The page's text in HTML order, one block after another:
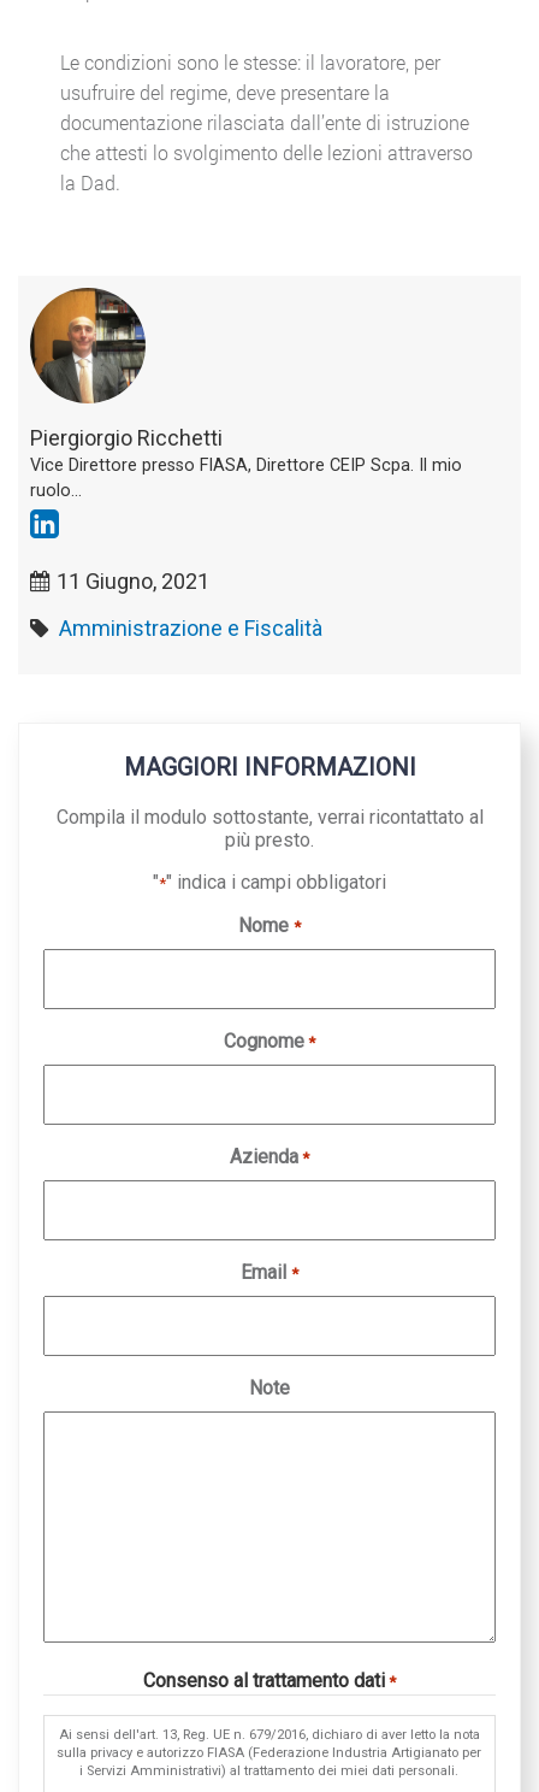
Le condizioni sono le stesse: il lavoratore, per
usufruire del regime, deve presentare la
documentazione rilasciata dall’ente di istruzione
che attesti lo svolgimento delle lezioni attraverso
la Dad.
Piergiorgio Ricchetti
Vice Direttore presso FIASA, Direttore CEIP Scpa. Il mio
ruolo...
11 Giugno, 2021
Amministrazione e Fiscalità
MAGGIORI INFORMAZIONI
Compila il modulo sottostante, verrai ricontattato al
più presto.
"*" indica i campi obbligatori
Nome *
Cognome *
Azienda *
Email *
Note
Consenso al trattamento dati *
Ai sensi dell'art. 13, Reg. UE n. 679/2016, dichiaro di aver letto la nota
sulla privacy e autorizzo FIASA (Federazione Industria Artigianato per
i Servizi Amministrativi) al trattamento dei miei dati personali.